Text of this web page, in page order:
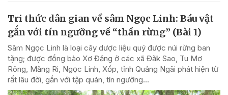
Tri thức dân gian về sâm Ngọc Linh: Báu vật
gắn với tín ngưỡng về “thần rừng” (Bài 1)
Sâm Ngọc Linh là loại cây dược liệu quý được núi rừng ban
tặng; được đồng bào Xơ Đăng ở các xã Đăk Sao, Tu Mơ
Rông, Măng Ri, Ngọc Linh, Xốp, tỉnh Quảng Ngãi phát hiện từ
rất lâu đời, gắn với tập quán, tín ngưỡng...